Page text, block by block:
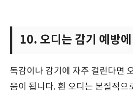
10. 오디는 감기 예방
독감이나 감기에 자주 걸린다면
움이 됩니다. 흰 오디는 본질적으